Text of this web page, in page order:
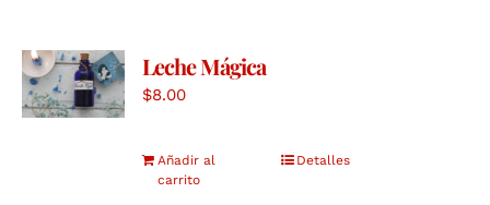
Leche Mágica
$8.00
Añadir al
carrito
Detalles